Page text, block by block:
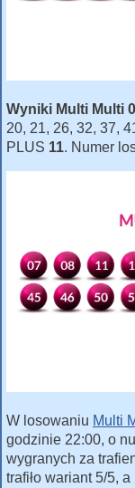
Wyniki Multi Multi
20, 21, 26, 32, 37,
PLUS 11. Numer
W losowaniu Multi
godzinie 22:00, o
wygranych za
trafiło wariant 5/5,